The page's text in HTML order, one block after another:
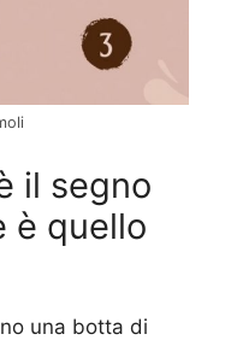
il segno
è quello
una botta di